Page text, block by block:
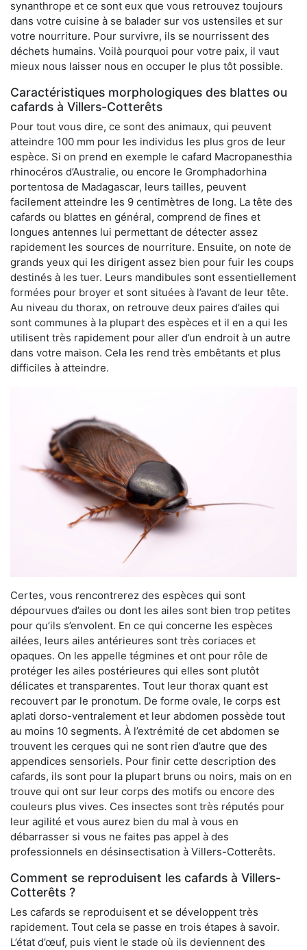
synanthrope et ce sont eux que vous retrouvez toujours
dans votre cuisine à se balader sur vos ustensiles et sur
votre nourriture. Pour survivre, ils se nourrissent des
déchets humains. Voilà pourquoi pour votre paix, il vaut
mieux nous laisser nous en occuper le plus tôt possible.
Caractéristiques morphologiques des blattes ou
cafards à Villers-Cotterêts
Pour tout vous dire, ce sont des animaux, qui peuvent
atteindre 100 mm pour les individus les plus gros de leur
espèce. Si on prend en exemple le cafard Macropanesthia
rhinocéros d’Australie, ou encore le Gromphadorhina
portentosa de Madagascar, leurs tailles, peuvent
facilement atteindre les 9 centimètres de long. La tête des
cafards ou blattes en général, comprend de fines et
longues antennes lui permettant de détecter assez
rapidement les sources de nourriture. Ensuite, on note de
grands yeux qui les dirigent assez bien pour fuir les coups
destinés à les tuer. Leurs mandibules sont essentiellement
formées pour broyer et sont situées à l’avant de leur tête.
Au niveau du thorax, on retrouve deux paires d’ailes qui
sont communes à la plupart des espèces et il en a qui les
utilisent très rapidement pour aller d’un endroit à un autre
dans votre maison. Cela les rend très embêtants et plus
difficiles à atteindre.
Certes, vous rencontrerez des espèces qui sont
dépourvues d’ailes ou dont les ailes sont bien trop petites
pour qu’ils s’envolent. En ce qui concerne les espèces
ailées, leurs ailes antérieures sont très coriaces et
opaques. On les appelle tégmines et ont pour rôle de
protéger les ailes postérieures qui elles sont plutôt
délicates et transparentes. Tout leur thorax quant est
recouvert par le pronotum. De forme ovale, le corps est
aplati dorso-ventralement et leur abdomen possède tout
au moins 10 segments. À l’extrémité de cet abdomen se
trouvent les cerques qui ne sont rien d’autre que des
appendices sensoriels. Pour finir cette description des
cafards, ils sont pour la plupart bruns ou noirs, mais on en
trouve qui ont sur leur corps des motifs ou encore des
couleurs plus vives. Ces insectes sont très réputés pour
leur agilité et vous aurez bien du mal à vous en
débarrasser si vous ne faites pas appel à des
professionnels en désinsectisation à Villers-Cotterêts.
Comment se reproduisent les cafards à Villers-
Cotterêts ?
Les cafards se reproduisent et se développent très
rapidement. Tout cela se passe en trois étapes à savoir.
L’état d’œuf, puis vient le stade où ils deviennent des